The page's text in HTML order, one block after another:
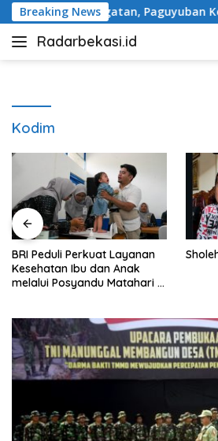
Langsung
ke
konten
Breaking News
Peringatan, Paguyuban
Radarbekasi.id
Berita
Kodim
BRI Peduli Perkuat Layanan
Kesehatan Ibu dan Anak
melalui Posyandu Matahari di